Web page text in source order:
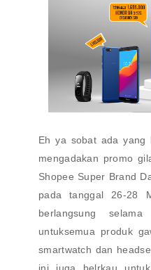
Eh ya sobat ada yang
mengadakan promo
Shopee Super Brand
pada tanggal 26-28
berlangsung
untuksemua produk
smartwatch dan
ini juga belrkau